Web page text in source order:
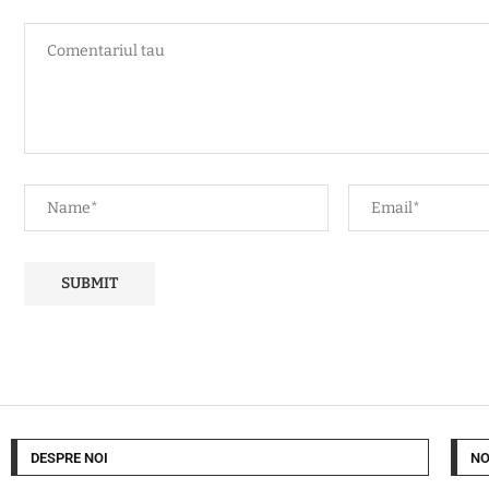
DESPRE NOI